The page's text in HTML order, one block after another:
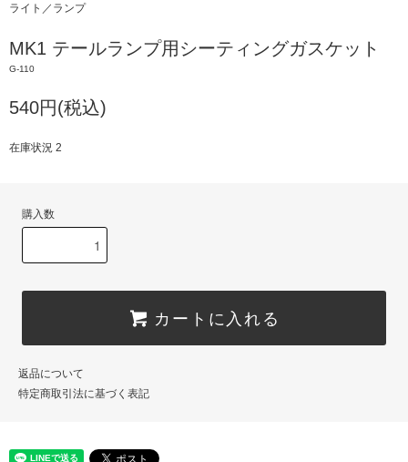
ライト／ランプ
MK1 テールランプ用シーティングガスケット
G-110
540円(税込)
在庫状況 2
購入数
カートに入れる
返品について
特定商取引法に基づく表記